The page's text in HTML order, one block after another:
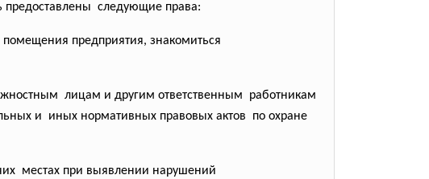
следующие права:
предприятия, знакомиться
лицам и другим ответственным работникам
и иных нормативных правовых актов по охране
местах при выявлении нарушений